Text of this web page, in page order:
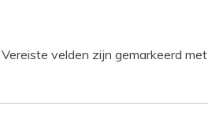
Vereiste velden zijn gemarkeerd met